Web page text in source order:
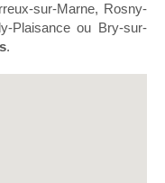
sur-Marne, Rosny-
Plaisance ou Bry-sur-
.